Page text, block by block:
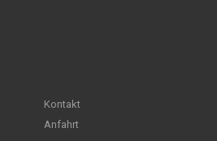
Kontakt
Anfahrt